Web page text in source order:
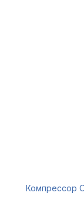
Компрессор